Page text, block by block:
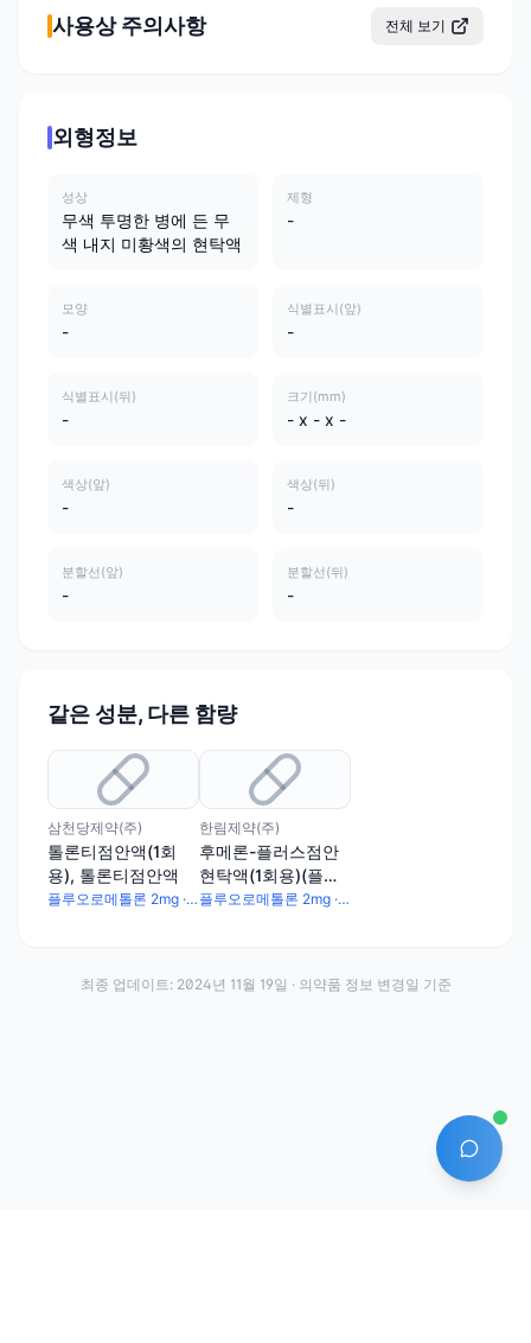
사용상 주의사항 전체 보기
외형정보
성상
무색 투명한 병에 든 무
색 내지 미황색의 현탁액
제형
-
모양
-
식별표시(앞)
-
식별표시(뒤)
-
크기(mm)
- x - x -
색상(앞)
-
색상(뒤)
-
분할선(앞)
-
분할선(뒤)
-
같은 성분, 다른 함량
삼천당제약(주)
톨론티점안액(1회
용), 톨론티점안액
플루오로메톨론 2mg · 테트라히드로졸린염산염 0.5mg
한림제약(주)
후메론-플러스점안
현탁액(1회용)(플루
오로메톨론,테트라
톨론,테트라히드로
플루오로메톨론 2mg · 테트라히드로졸린염산염 0.5mg
AI 에이
최종 업데이트: 2024년 11월 19일 · 의약품 정보 변경일 기준